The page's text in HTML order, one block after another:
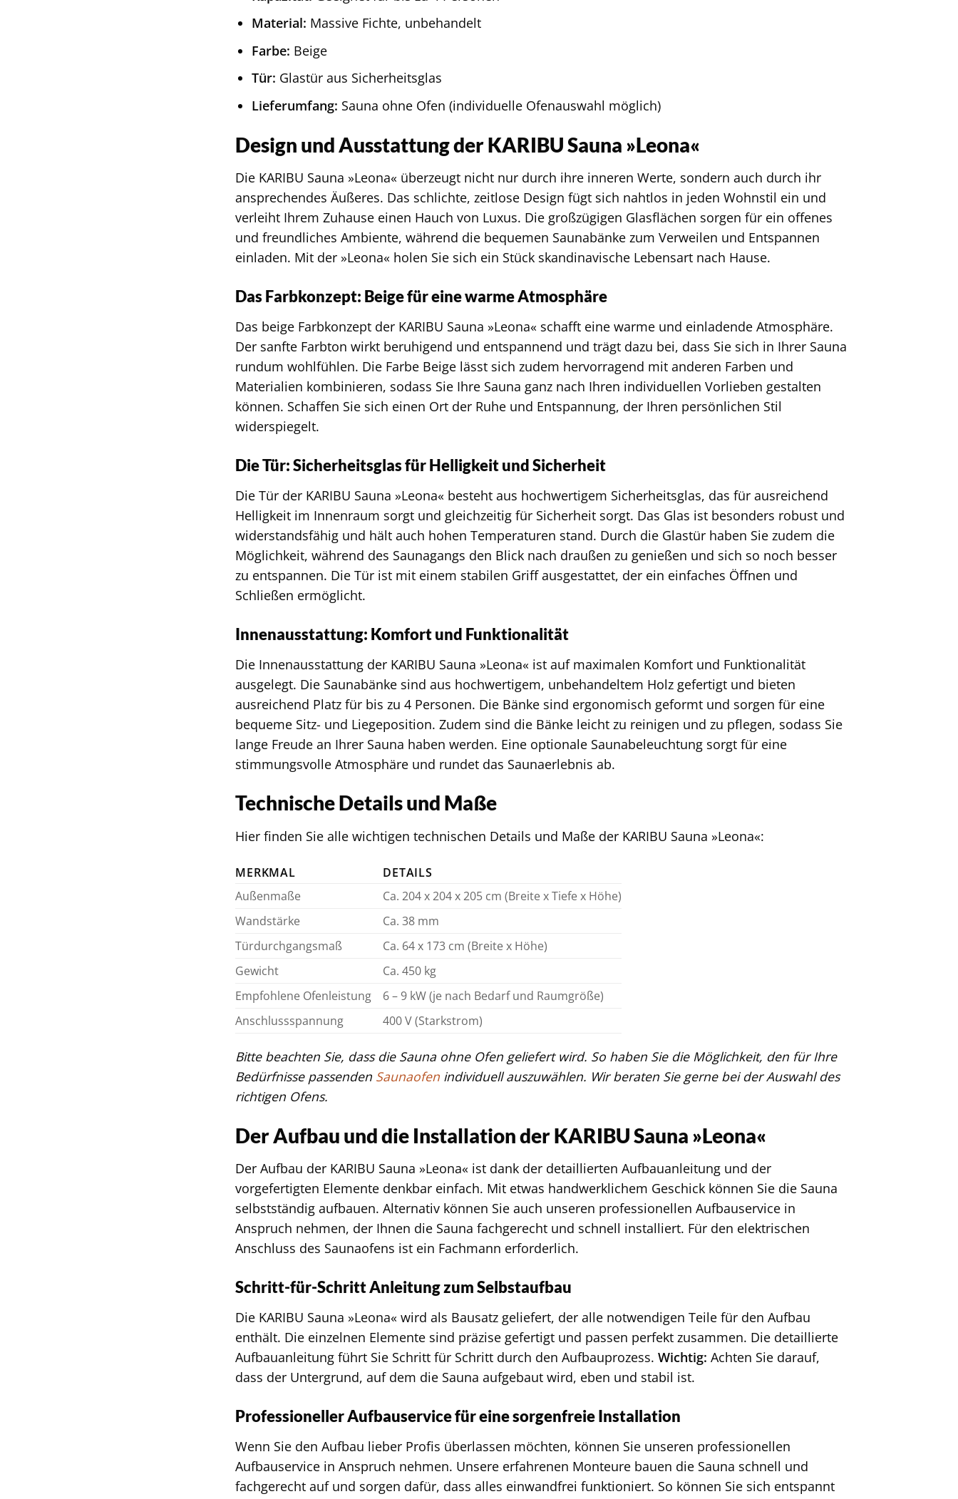
Material: Massive Fichte, unbehandelt
Farbe: Beige
Tür: Glastür aus Sicherheitsglas
Lieferumfang: Sauna ohne Ofen (individuelle Ofenauswahl möglich)
Design und Ausstattung der KARIBU Sauna »Leona«
Die KARIBU Sauna »Leona« überzeugt nicht nur durch ihre inneren Werte, sondern auch durch ihr
ansprechendes Äußeres. Das schlichte, zeitlose Design fügt sich nahtlos in jeden Wohnstil ein und
verleiht Ihrem Zuhause einen Hauch von Luxus. Die großzügigen Glasflächen sorgen für ein offenes
und freundliches Ambiente, während die bequemen Saunabänke zum Verweilen und Entspannen
einladen. Mit der »Leona« holen Sie sich ein Stück skandinavische Lebensart nach Hause.
Das Farbkonzept: Beige für eine warme Atmosphäre
Das beige Farbkonzept der KARIBU Sauna »Leona« schafft eine warme und einladende Atmosphäre.
Der sanfte Farbton wirkt beruhigend und entspannend und trägt dazu bei, dass Sie sich in Ihrer Sauna
rundum wohlfühlen. Die Farbe Beige lässt sich zudem hervorragend mit anderen Farben und
Materialien kombinieren, sodass Sie Ihre Sauna ganz nach Ihren individuellen Vorlieben gestalten
können. Schaffen Sie sich einen Ort der Ruhe und Entspannung, der Ihren persönlichen Stil
widerspiegelt.
Die Tür: Sicherheitsglas für Helligkeit und Sicherheit
Die Tür der KARIBU Sauna »Leona« besteht aus hochwertigem Sicherheitsglas, das für ausreichend
Helligkeit im Innenraum sorgt und gleichzeitig für Sicherheit sorgt. Das Glas ist besonders robust und
widerstandsfähig und hält auch hohen Temperaturen stand. Durch die Glastür haben Sie zudem die
Möglichkeit, während des Saunagangs den Blick nach draußen zu genießen und sich so noch besser
zu entspannen. Die Tür ist mit einem stabilen Griff ausgestattet, der ein einfaches Öffnen und
Schließen ermöglicht.
Innenausstattung: Komfort und Funktionalität
Die Innenausstattung der KARIBU Sauna »Leona« ist auf maximalen Komfort und Funktionalität
ausgelegt. Die Saunabänke sind aus hochwertigem, unbehandeltem Holz gefertigt und bieten
ausreichend Platz für bis zu 4 Personen. Die Bänke sind ergonomisch geformt und sorgen für eine
bequeme Sitz- und Liegeposition. Zudem sind die Bänke leicht zu reinigen und zu pflegen, sodass Sie
lange Freude an Ihrer Sauna haben werden. Eine optionale Saunabeleuchtung sorgt für eine
stimmungsvolle Atmosphäre und rundet das Saunaerlebnis ab.
Technische Details und Maße
Hier finden Sie alle wichtigen technischen Details und Maße der KARIBU Sauna »Leona«:
MERKMAL
DETAILS
Außenmaße
Ca. 204 x 204 x 205 cm (Breite x Tiefe x Höhe)
Wandstärke
Ca. 38 mm
Türdurchgangsmaß
Ca. 64 x 173 cm (Breite x Höhe)
Gewicht
Ca. 450 kg
Empfohlene Ofenleistung
6 – 9 kW (je nach Bedarf und Raumgröße)
Anschlussspannung
400 V (Starkstrom)
Bitte beachten Sie, dass die Sauna ohne Ofen geliefert wird. So haben Sie die Möglichkeit, den für Ihre
Bedürfnisse passenden Saunaofen individuell auszuwählen. Wir beraten Sie gerne bei der Auswahl des
richtigen Ofens.
Der Aufbau und die Installation der KARIBU Sauna »Leona«
Der Aufbau der KARIBU Sauna »Leona« ist dank der detaillierten Aufbauanleitung und der
vorgefertigten Elemente denkbar einfach. Mit etwas handwerklichem Geschick können Sie die Sauna
selbstständig aufbauen. Alternativ können Sie auch unseren professionellen Aufbauservice in
Anspruch nehmen, der Ihnen die Sauna fachgerecht und schnell installiert. Für den elektrischen
Anschluss des Saunaofens ist ein Fachmann erforderlich.
Schritt-für-Schritt Anleitung zum Selbstaufbau
Die KARIBU Sauna »Leona« wird als Bausatz geliefert, der alle notwendigen Teile für den Aufbau
enthält. Die einzelnen Elemente sind präzise gefertigt und passen perfekt zusammen. Die detaillierte
Aufbauanleitung führt Sie Schritt für Schritt durch den Aufbauprozess.Wichtig: Achten Sie darauf,
dass der Untergrund, auf dem die Sauna aufgebaut wird, eben und stabil ist.
Professioneller Aufbauservice für eine sorgenfreie Installation
Wenn Sie den Aufbau lieber Profis überlassen möchten, können Sie unseren professionellen
Aufbauservice in Anspruch nehmen. Unsere erfahrenen Monteure bauen die Sauna schnell und
fachgerecht auf und sorgen dafür, dass alles einwandfrei funktioniert. So können Sie sich entspannt